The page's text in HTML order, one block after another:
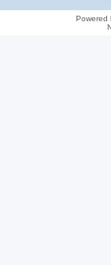
Powered